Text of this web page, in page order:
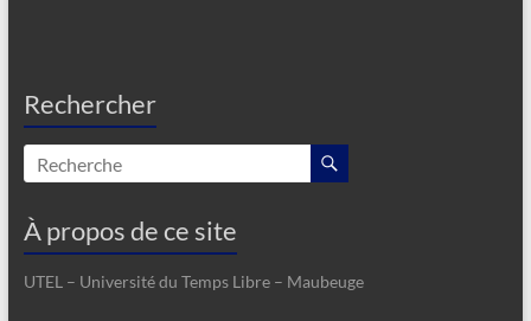
Rechercher
À propos de ce site
UTEL – Université du Temps Libre – Maubeuge